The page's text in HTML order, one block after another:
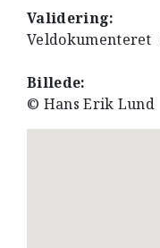
Validering:
Veldokumenteret
Billede:
© Hans Erik